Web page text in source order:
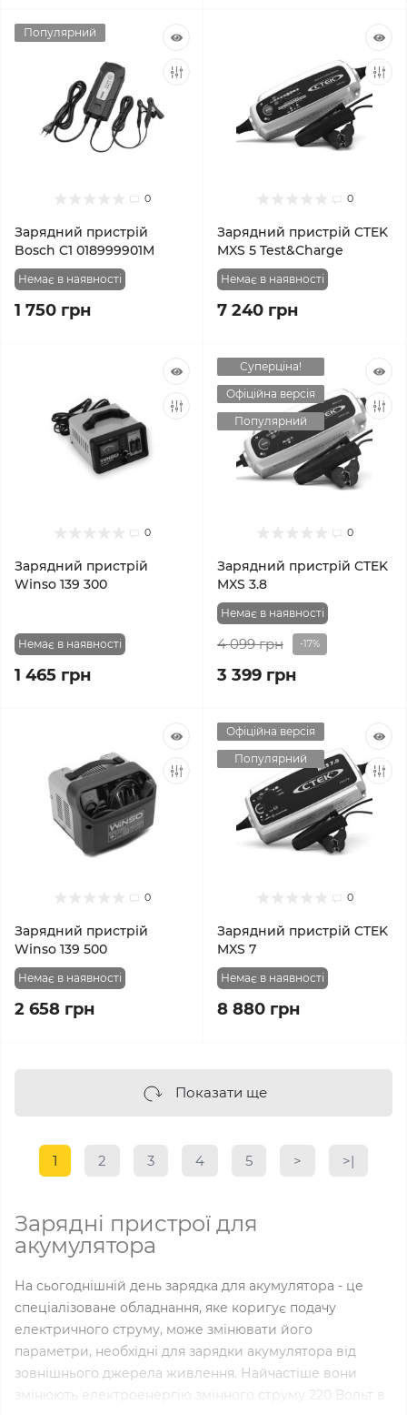
Популярний
0
Зарядний пристрій
Bosch C1 018999901M
Немає в наявності
1 750 грн
0
Зарядний пристрій CTEK
MXS 5 Test&Charge
Немає в наявності
7 240 грн
0
Зарядний пристрій
Winso 139 300
Немає в наявності
1 465 грн
Суперціна!
Офіційна версія
Популярний
0
Зарядний пристрій CTEK
MXS 3.8
Немає в наявності
4 099 грн -17%
3 399 грн
0
Зарядний пристрій
Winso 139 500
Немає в наявності
2 658 грн
Офіційна версія
Популярний
0
Зарядний пристрій CTEK
MXS 7
Немає в наявності
8 880 грн
Показати ще
1 2 3 4 5 > >|
Зарядні пристрої для
акумулятора
На сьогоднішній день зарядка для акумулятора - це
спеціалізоване обладнання, яке коригує подачу
електричного струму, може змінювати його
параметри, необхідні для зарядки акумулятора від
зовнішнього джерела живлення. Найчастіше вони
змінюють електроенергію змінного струму 220 Вольт в